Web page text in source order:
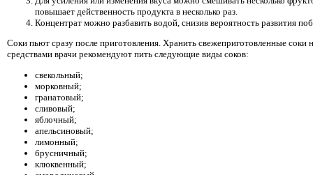
повышает действенность продукта в несколько раз.
Концентрат можно разбавить водой, снизив вероятность развития
Соки пьют сразу после приготовления. Хранить свежеприготовленные соки
средствами врачи рекомендуют пить следующие виды соков:
свекольный;
морковный;
гранатовый;
сливовый;
яблочный;
апельсиновый;
лимонный;
брусничный;
клюквенный;